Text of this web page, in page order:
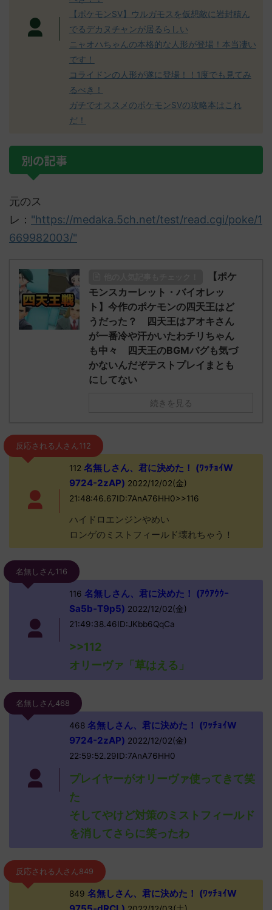
【ポケモンSV】ウルガモスを仮想敵に岩封積ん
でるデカヌチャンが居るらしい
ニャオハちゃんの本格的な人形が登場！本当凄い
です！
コライドンの人形が遂に登場！！1度でも見てみ
るべき！
ガチでオススメのポケモンSVの攻略本はこれ
だ！
別の記事
元のス
レ： "https://medaka.5ch.net/test/read.cgi/poke/1
669982003/"
【ポケ
モンスカーレット・バイオレッ
ト】今作のポケモンの四天王はど
うだった？ 四天王はアオキさん
が一番冷や汗かいたわチリちゃん
も中々 四天王のBGMバグも気づ
かないんだぞテストプレイまとも
にしてない
続きを見る
反応される人さん112
112 名無しさん、君に決めた！ (ﾜｯﾁｮｲW
9724-2zAP) 2022/12/02(金)
21:48:46.67ID:7AnA76HH0>>116
ハイドロエンジンやめい
ロンゲのミストフィールド壊れちゃう！
名無しさん116
116 名無しさん、君に決めた！ (ｱｳｱｳｳｰ
Sa5b-T9p5) 2022/12/02(金)
21:49:38.46ID:JKbb6QqCa
>>112
オリーヴァ「草はえる」
名無しさん468
468名無しさん、君に決めた！ (ﾜｯﾁｮｲW
9724-2zAP) 2022/12/02(金)
22:59:52.29ID:7AnA76HH0
プレイヤーがオリーヴァ使ってきて笑
た
そしてやけど対策のミストフィールド
を消してさらに笑ったわ
反応される人さん849
849 名無しさん、君に決めた！ (ﾜｯﾁｮｲW